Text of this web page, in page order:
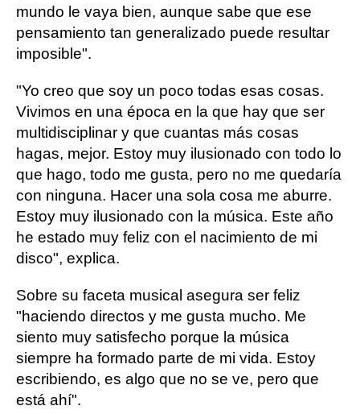
mundo le vaya bien, aunque sabe que ese
pensamiento tan generalizado puede resultar
imposible".
"Yo creo que soy un poco todas esas cosas.
Vivimos en una época en la que hay que ser
multidisciplinar y que cuantas más cosas
hagas, mejor. Estoy muy ilusionado con todo lo
que hago, todo me gusta, pero no me quedaría
con ninguna. Hacer una sola cosa me aburre.
Estoy muy ilusionado con la música. Este año
he estado muy feliz con el nacimiento de mi
disco", explica.
Sobre su faceta musical asegura ser feliz
"haciendo directos y me gusta mucho. Me
siento muy satisfecho porque la música
siempre ha formado parte de mi vida. Estoy
escribiendo, es algo que no se ve, pero que
está ahí".